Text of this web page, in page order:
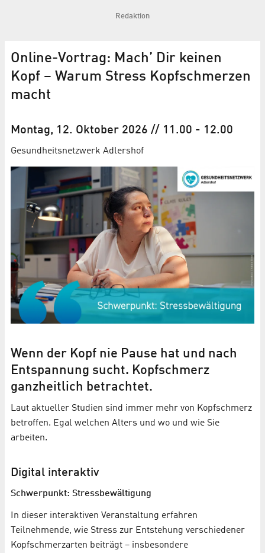
Redaktion
Online-Vortrag: Mach’ Dir keinen
Kopf – Warum Stress Kopfschmerzen
macht
Montag, 12. Oktober 2026 // 11.00 - 12.00
Gesundheitsnetzwerk Adlershof
Wenn der Kopf nie Pause hat und nach
Entspannung sucht. Kopfschmerz
ganzheitlich betrachtet.
Laut aktueller Studien sind immer mehr von Kopfschmerz
betroffen. Egal welchen Alters und wo und wie Sie
arbeiten.
Digital interaktiv
Schwerpunkt: Stressbewältigung
In dieser interaktiven Veranstaltung erfahren
Teilnehmende, wie Stress zur Entstehung verschiedener
Kopfschmerzarten beiträgt – insbesondere